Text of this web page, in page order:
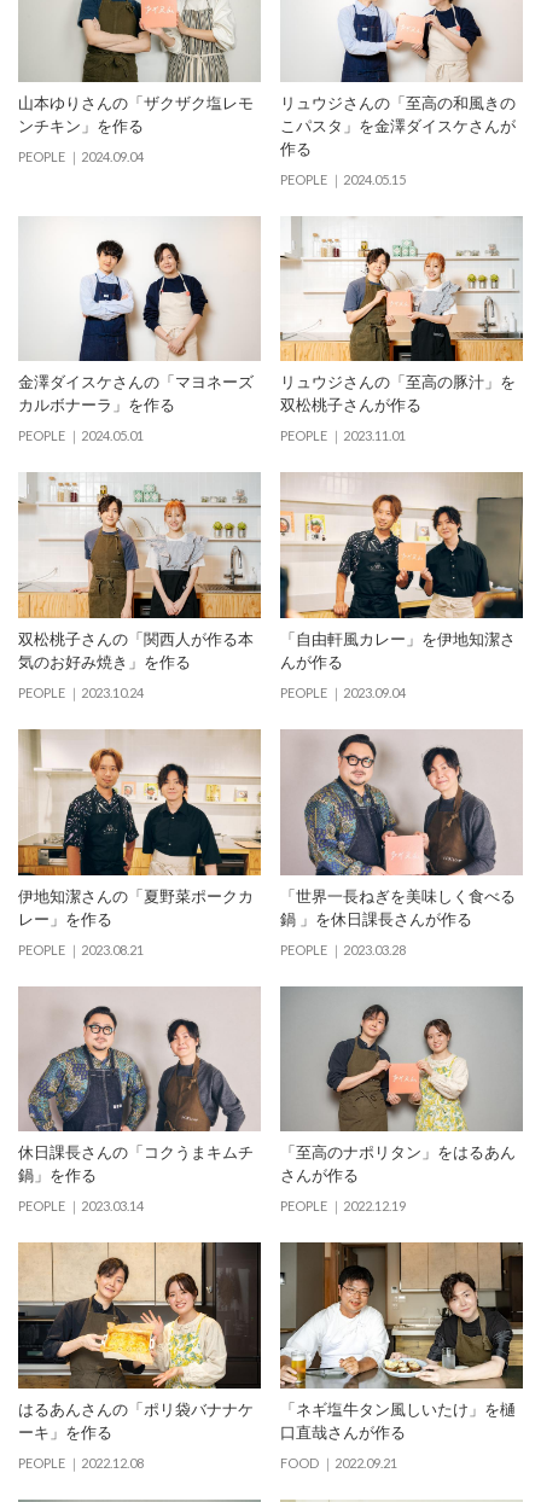
山本ゆりさんの「ザクザク塩レモ
ンチキン」を作る
PEOPLE 2024.09.04
リュウジさんの「至高の和風きの
こパスタ」を金澤ダイスケさんが
作る
PEOPLE 2024.05.15
金澤ダイスケさんの「マヨネーズ
カルボナーラ」を作る
PEOPLE 2024.05.01
リュウジさんの「至高の豚汁」を
双松桃子さんが作る
PEOPLE 2023.11.01
双松桃子さんの「関西人が作る本
気のお好み焼き」を作る
PEOPLE 2023.10.24
「⾃由軒⾵カレー」を伊地知潔さ
んが作る
PEOPLE 2023.09.04
伊地知潔さんの「夏野菜ポークカ
レー」を作る
PEOPLE 2023.08.21
「世界⼀⻑ねぎを美味しく⾷べる
鍋 」を休日課長さんが作る
PEOPLE 2023.03.28
休日課長さんの「コクうまキムチ
鍋」を作る
PEOPLE 2023.03.14
「至高のナポリタン」をはるあん
さんが作る
PEOPLE 2022.12.19
はるあんさんの「ポリ袋バナナケ
ーキ」を作る
PEOPLE 2022.12.08
「ネギ塩牛タン風しいたけ」を樋
口直哉さんが作る
FOOD 2022.09.21